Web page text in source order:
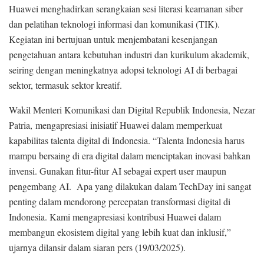
Huawei menghadirkan serangkaian sesi literasi keamanan siber
dan pelatihan teknologi informasi dan komunikasi (TIK).
Kegiatan ini bertujuan untuk menjembatani kesenjangan
pengetahuan antara kebutuhan industri dan kurikulum akademik,
seiring dengan meningkatnya adopsi teknologi AI di berbagai
sektor, termasuk sektor kreatif.
Wakil Menteri Komunikasi dan Digital Republik Indonesia, Nezar
Patria, mengapresiasi inisiatif Huawei dalam memperkuat
kapabilitas talenta digital di Indonesia. “Talenta Indonesia harus
mampu bersaing di era digital dalam menciptakan inovasi bahkan
invensi. Gunakan fitur-fitur AI sebagai expert user maupun
pengembang AI. Apa yang dilakukan dalam TechDay ini sangat
penting dalam mendorong percepatan transformasi digital di
Indonesia. Kami mengapresiasi kontribusi Huawei dalam
membangun ekosistem digital yang lebih kuat dan inklusif,”
ujarnya dilansir dalam siaran pers (19/03/2025).